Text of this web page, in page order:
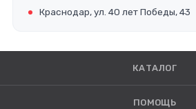
Краснодар, ул. 40 лет Победы, 43
КАТАЛОГ
ПОМОЩЬ